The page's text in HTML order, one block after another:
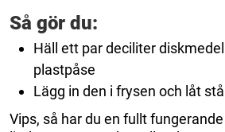
Så gör du:
Häll ett par deciliter
plastpåse
Lägg in den i frysen och låt
Vips, så har du en fullt